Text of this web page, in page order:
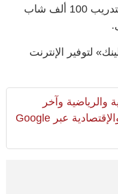
• شراكة مع مؤسسة ساويرس لتدريب 100 ألف شاب
لتوفير الإنترنت
والرياضية وآخر
المستجدات السياسية والإقتصادية عبر Google